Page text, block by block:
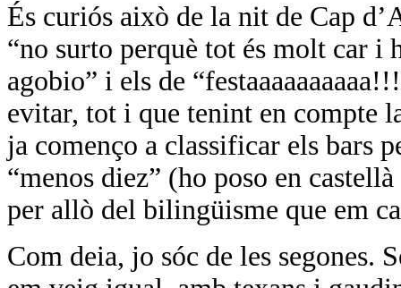
És curiós això de la nit de Cap
“no surto perquè tot és molt car
agobio” i els de
evitar, tot i que tenint en compte
ja començo a classificar els bars
“menos diez” (ho poso en
per allò del bilingüisme que em
Com deia, jo sóc de les segones.